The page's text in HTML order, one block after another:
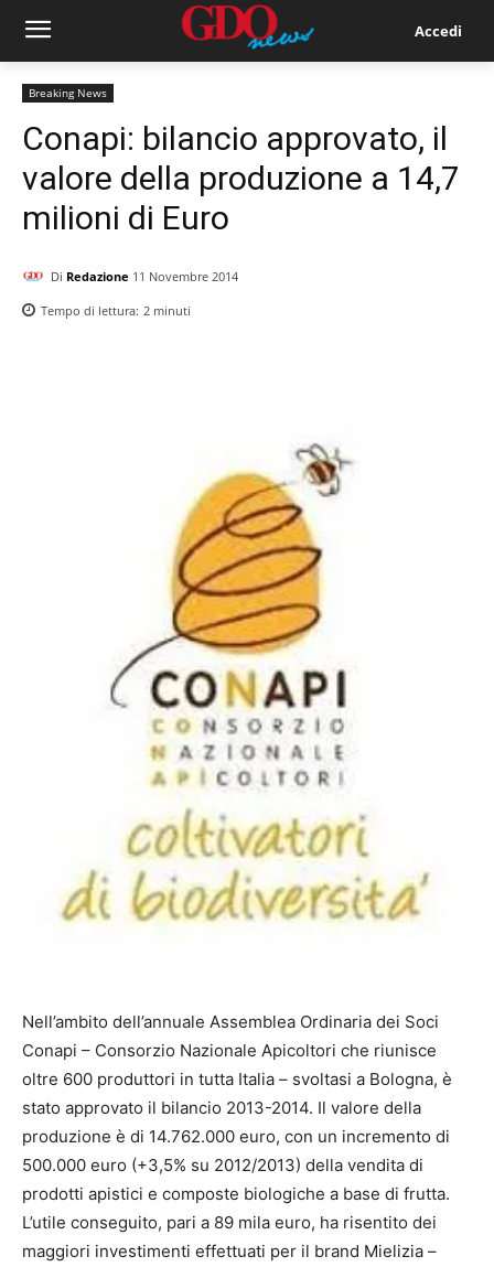
Accedi
Breaking News
Conapi: bilancio approvato, il
valore della produzione a 14,7
milioni di Euro
Di Redazione 11 Novembre 2014
Tempo di lettura: 2 minuti
Nell’ambito dell’annuale Assemblea Ordinaria dei Soci
Conapi – Consorzio Nazionale Apicoltori che riunisce
oltre 600 produttori in tutta Italia – svoltasi a Bologna, è
stato approvato il bilancio 2013-2014. Il valore della
produzione è di 14.762.000 euro, con un incremento di
500.000 euro (+3,5% su 2012/2013) della vendita di
prodotti apistici e composte biologiche a base di frutta.
L’utile conseguito, pari a 89 mila euro, ha risentito dei
maggiori investimenti effettuati per il brand Mielizia –